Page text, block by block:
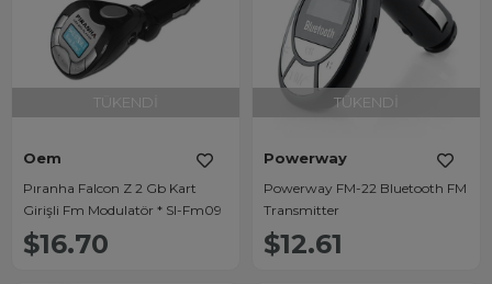
TÜKENDI
Oem
Pıranha Falcon Z 2 Gb Kart
Girişli Fm Modulatör * Sl-Fm09
$16.70
TÜKENDI
Powerway
Powerway FM-22 Bluetooth FM
Transmitter
$12.61